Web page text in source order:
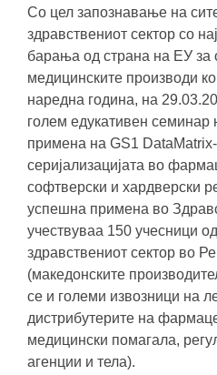
Со цел запознавање на
здравствениот сектор со
барања од страна на ЕУ за
медицинските производи
наредна година, на
голем едукативен семинар
примена на GS1 DataMatrix-
серијализацијата во
софтверски и хардверски
успешна примена во
учествуваа 150 учесници
здравствениот сектор во
(македонските
се и големи извозници на
дистрибутерите на
медицински помагала,
агенции и тела).